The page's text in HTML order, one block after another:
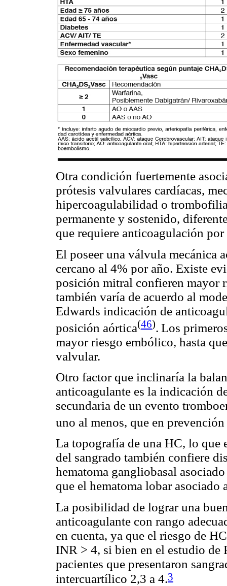
Otra condición fuertemente
prótesis valvulares cardíacas,
hipercoagulabilidad o
permanente y sostenido,
que requiere anticoagulación
El poseer una válvula mecánica
cercano al 4% por año. Existe
posición mitral confieren mayor
también varía de acuerdo al
Edwards indicación de
posición aórtica(46). Los
mayor riesgo embólico, hasta
valvular.
Otro factor que inclinaría la
anticoagulante es la indicación
secundaria de un evento
uno al menos, que en
La topografía de una HC, lo que
del sangrado también confiere
hematoma gangliobasal
que el hematoma lobar asociado
La posibilidad de lograr una
anticoagulante con rango
en cuenta, ya que el riesgo de
INR > 4, si bien en el estudio de
pacientes que presentaron
intercuartílico 2,3 a 4.3